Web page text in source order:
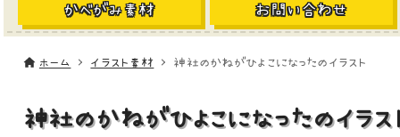
かべがみ素材 お問い合わせ
ホーム イラスト素材 神社のかねがひよこになったのイラスト
神社のかねがひよこになったのイラス